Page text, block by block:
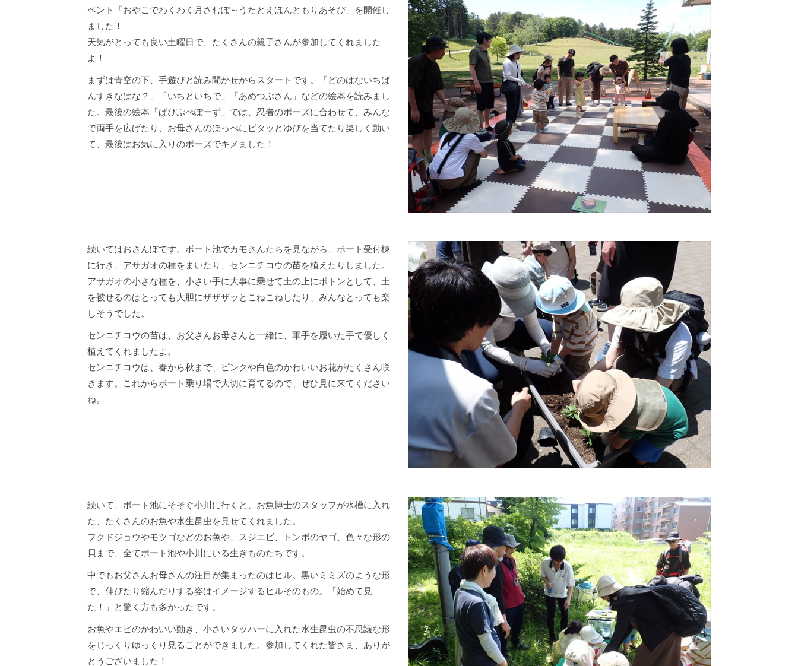
ベント「おやこでわくわく月さむぽ～うたとえほんともりあそび」を開催し
ました！
天気がとっても良い土曜日で、たくさんの親子さんが参加してくれました
よ！
まずは青空の下、手遊びと読み聞かせからスタートです。「どのはないちば
んすきなはな？」「いちといちで」「あめつぶさん」などの絵本を読みまし
た。最後の絵本「ぱぴぷぺぽーず」では、忍者のポーズに合わせて、みんな
で両手を広げたり、お母さんのほっぺにピタッとゆびを当てたり楽しく動い
て、最後はお気に入りのポーズでキメました！
続いてはおさんぽです。ボート池でカモさんたちを見ながら、ボート受付棟
に行き、アサガオの種をまいたり、センニチコウの苗を植えたりしました。
アサガオの小さな種を、小さい手に大事に乗せて土の上にポトンとして、土
を被せるのはとっても大胆にザザザッとこねこねしたり、みんなとっても楽
しそうでした。
センニチコウの苗は、お父さんお母さんと一緒に、軍手を履いた手で優しく
植えてくれましたよ。
センニチコウは、春から秋まで、ピンクや白色のかわいいお花がたくさん咲
きます。これからボート乗り場で大切に育てるので、ぜひ見に来てください
ね。
続いて、ボート池にそそぐ小川に行くと、お魚博士のスタッフが水槽に入れ
た、たくさんのお魚や水生昆虫を見せてくれました。
フクドジョウやモツゴなどのお魚や、スジエビ、トンボのヤゴ、色々な形の
貝まで、全てボート池や小川にいる生きものたちです。
中でもお父さんお母さんの注目が集まったのはヒル。黒いミミズのような形
で、伸びたり縮んだりする姿はイメージするヒルそのもの。「始めて見
た！」と驚く方も多かったです。
お魚やエビのかわいい動き、小さいタッパーに入れた水生昆虫の不思議な形
をじっくりゆっくり見ることができました。参加してくれた皆さま、ありが
とうございました！